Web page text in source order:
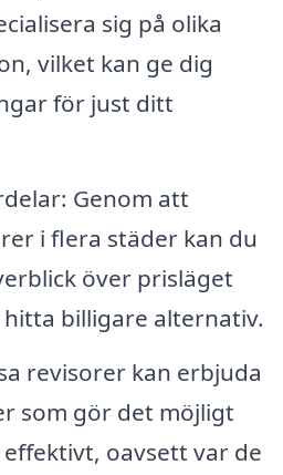
sig på olika
vilket kan ge dig
för just ditt
Genom att
i flera städer kan du
över prisläget
billigare alternativ.
revisorer kan erbjuda
som gör det möjligt
oavsett var de